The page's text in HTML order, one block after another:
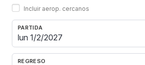
Incluir aerop. cercanos
PARTIDA
REGRESO